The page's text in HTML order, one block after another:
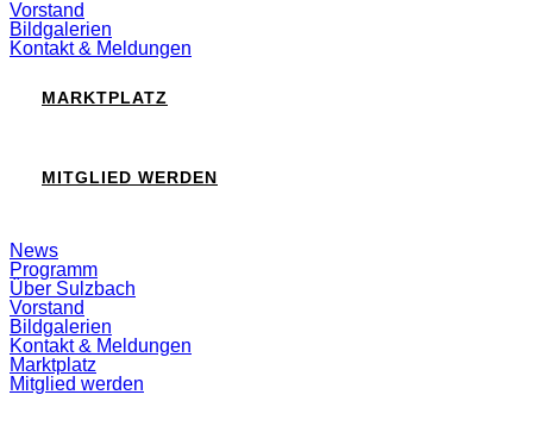
Vorstand
Bildgalerien
Kontakt & Meldungen
MARKTPLATZ
MITGLIED WERDEN
Suchfeld
ein-/ausblenden
News
Programm
Über Sulzbach
Vorstand
Bildgalerien
Kontakt & Meldungen
Marktplatz
Mitglied werden